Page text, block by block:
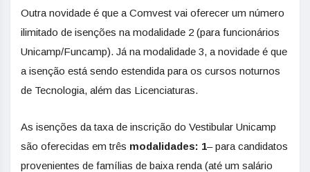
Outra novidade é que a Comvest vai oferecer um número
ilimitado de isenções na modalidade 2 (para funcionários
Unicamp/Funcamp). Já na modalidade 3, a novidade é que
a isenção está sendo estendida para os cursos noturnos
de Tecnologia, além das Licenciaturas.
As isenções da taxa de inscrição do Vestibular Unicamp
são oferecidas em três modalidades: 1– para candidatos
provenientes de famílias de baixa renda (até um salário